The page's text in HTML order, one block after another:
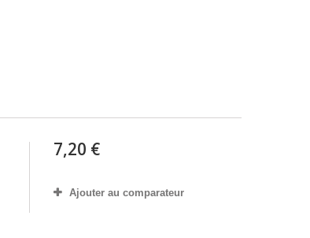
7,20 €
Ajouter au comparateur